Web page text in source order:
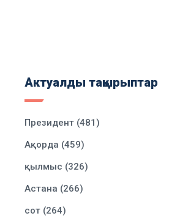
Актуалды тақырыптар
Президент (481)
Ақорда (459)
қылмыс (326)
Астана (266)
сот (264)